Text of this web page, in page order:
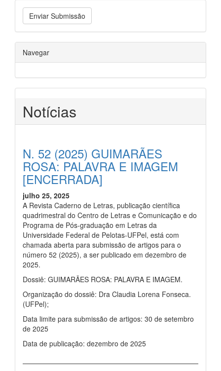
Enviar Submissão
Navegar
Notícias
N. 52 (2025) GUIMARÃES
ROSA: PALAVRA E IMAGEM
[ENCERRADA]
julho 25, 2025
A Revista Caderno de Letras, publicação científica
quadrimestral do Centro de Letras e Comunicação e do
Programa de Pós-graduação em Letras da
Universidade Federal de Pelotas-UFPel, está com
chamada aberta para submissão de artigos para o
número 52 (2025), a ser publicado em dezembro de
2025.
Dossiê: GUIMARÃES ROSA: PALAVRA E IMAGEM.
Organização do dossiê: Dra Claudia Lorena Fonseca.
(UFPel);
Data limite para submissão de artigos: 30 de setembro
de 2025
Data de publicação: dezembro de 2025